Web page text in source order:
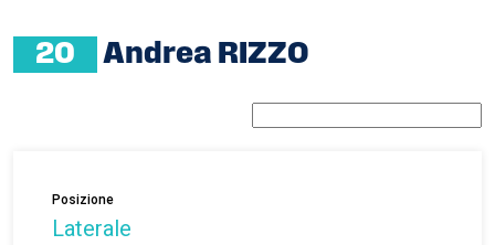
20 Andrea RIZZO
Posizione
Laterale